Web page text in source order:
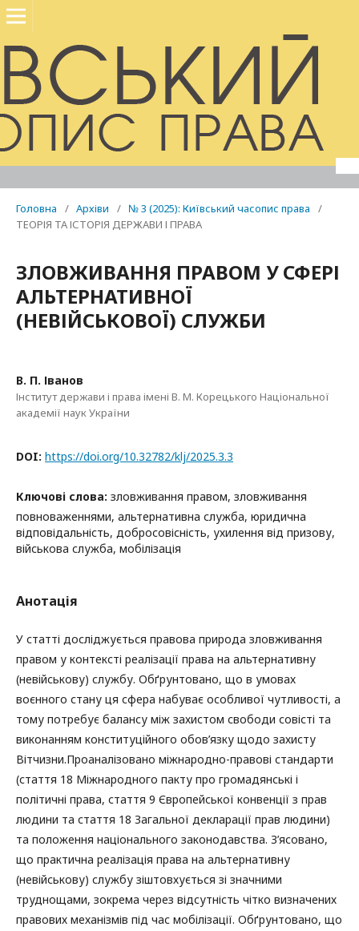
Головна / Архіви / № 3 (2025): Київський часопис права
/
ТЕОРІЯ ТА ІСТОРІЯ ДЕРЖАВИ І ПРАВА
ЗЛОВЖИВАННЯ ПРАВОМ У СФЕРІ
АЛЬТЕРНАТИВНОЇ
(НЕВІЙСЬКОВОЇ) СЛУЖБИ
В. П. Іванов
Інститут держави і права імені В. М. Корецького Національної
академії наук України
DOI: https://doi.org/10.32782/klj/2025.3.3
Ключові слова: зловживання правом, зловживання
повноваженнями, альтернативна служба, юридична
відповідальність, добросовісність, ухилення від призову,
військова служба, мобілізація
Анотація
У статті досліджується правова природа зловживання
правом у контексті реалізації права на альтернативну
(невійськову) службу. Обґрунтовано, що в умовах
воєнного стану ця сфера набуває особливої чутливості, а
тому потребує балансу між захистом свободи совісті та
виконанням конституційного обов’язку щодо захисту
Вітчизни.Проаналізовано міжнародно-правові стандарти
(стаття 18 Міжнародного пакту про громадянські і
політичні права, стаття 9 Європейської конвенції з прав
людини та стаття 18 Загальної декларації прав людини)
та положення національного законодавства. З’ясовано,
що практична реалізація права на альтернативну
(невійськову) службу зіштовхується зі значними
труднощами, зокрема через відсутність чітко визначених
правових механізмів під час мобілізації. Обґрунтовано, що